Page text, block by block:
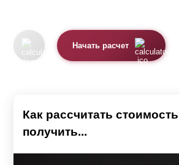
Начать расчет
Как рассчитать
получить...